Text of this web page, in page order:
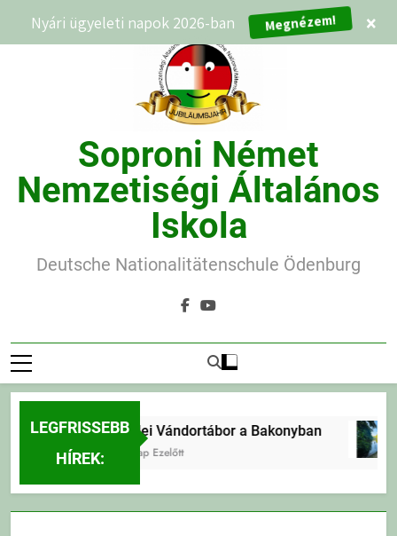
Soproni Német
Nemzetiségi Általános
Iskola
Deutsche Nationalitätenschule Ödenburg
LEGFRISSEBB
HÍREK:
Erdei Vándortábor a Bakonyban
3 Nap Ezelőtt
Nyári ügyeleti napok 2026-ban Megnézem! ×